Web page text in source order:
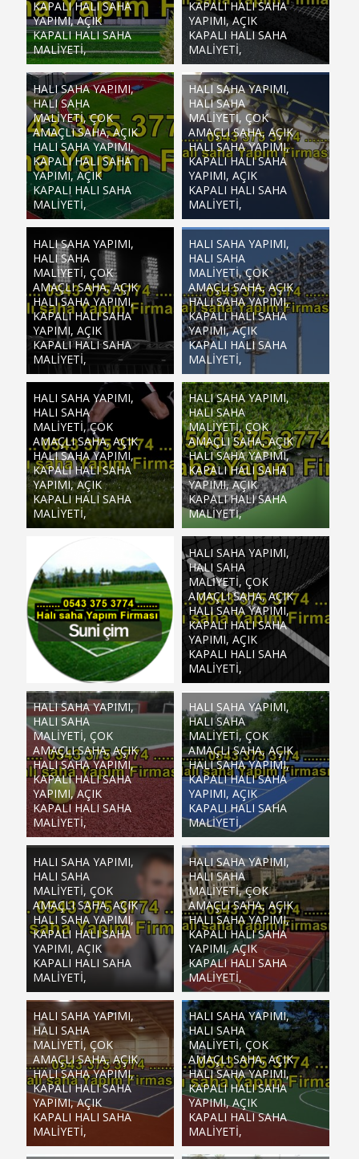
KAPALI HALI SAHA
YAPIMI, AÇIK
KAPALI HALI SAHA
MALIYETI,
KAPALI HALI SAHA
YAPIMI, AÇIK
KAPALI HALI SAHA
MALIYETI,
HALI SAHA YAPIMI,
HALI SAHA
MALIYETI, ÇOK
AMAÇLI SAHA, AÇIK
HALI SAHA YAPIMI,
KAPALI HALI SAHA
YAPIMI, AÇIK
KAPALI HALI SAHA
MALIYETI,
HALI SAHA YAPIMI,
HALI SAHA
MALIYETI, ÇOK
AMAÇLI SAHA, AÇIK
HALI SAHA YAPIMI,
KAPALI HALI SAHA
YAPIMI, AÇIK
KAPALI HALI SAHA
MALIYETI,
HALI SAHA YAPIMI,
HALI SAHA
MALIYETI, ÇOK
AMAÇLI SAHA, AÇIK
HALI SAHA YAPIMI,
KAPALI HALI SAHA
YAPIMI, AÇIK
KAPALI HALI SAHA
MALIYETI,
HALI SAHA YAPIMI,
HALI SAHA
MALIYETI, ÇOK
AMAÇLI SAHA, AÇIK
HALI SAHA YAPIMI,
KAPALI HALI SAHA
YAPIMI, AÇIK
KAPALI HALI SAHA
MALIYETI,
HALI SAHA YAPIMI,
HALI SAHA
MALIYETI, ÇOK
AMAÇLI SAHA, AÇIK
HALI SAHA YAPIMI,
KAPALI HALI SAHA
YAPIMI, AÇIK
KAPALI HALI SAHA
MALIYETI,
HALI SAHA YAPIMI,
HALI SAHA
MALIYETI, ÇOK
AMAÇLI SAHA, AÇIK
HALI SAHA YAPIMI,
KAPALI HALI SAHA
YAPIMI, AÇIK
KAPALI HALI SAHA
MALIYETI,
HALI SAHA YAPIMI,
HALI SAHA
MALIYETI, ÇOK
AMAÇLI SAHA, AÇIK
HALI SAHA YAPIMI,
KAPALI HALI SAHA
YAPIMI, AÇIK
KAPALI HALI SAHA
MALIYETI,
HALI SAHA YAPIMI,
HALI SAHA
MALIYETI, ÇOK
AMAÇLI SAHA, AÇIK
HALI SAHA YAPIMI,
KAPALI HALI SAHA
YAPIMI, AÇIK
KAPALI HALI SAHA
MALIYETI,
HALI SAHA YAPIMI,
HALI SAHA
MALIYETI, ÇOK
AMAÇLI SAHA, AÇIK
HALI SAHA YAPIMI,
KAPALI HALI SAHA
YAPIMI, AÇIK
KAPALI HALI SAHA
MALIYETI,
HALI SAHA YAPIMI,
HALI SAHA
MALIYETI, ÇOK
AMAÇLI SAHA, AÇIK
HALI SAHA YAPIMI,
KAPALI HALI SAHA
YAPIMI, AÇIK
KAPALI HALI SAHA
MALIYETI,
HALI SAHA YAPIMI,
HALI SAHA
MALIYETI, ÇOK
AMAÇLI SAHA, AÇIK
HALI SAHA YAPIMI,
KAPALI HALI SAHA
YAPIMI, AÇIK
KAPALI HALI SAHA
MALIYETI,
HALI SAHA YAPIMI,
HALI SAHA
MALIYETI, ÇOK
AMAÇLI SAHA, AÇIK
HALI SAHA YAPIMI,
KAPALI HALI SAHA
YAPIMI, AÇIK
KAPALI HALI SAHA
MALIYETI,
HALI SAHA YAPIMI,
HALI SAHA
MALIYETI, ÇOK
AMAÇLI SAHA, AÇIK
HALI SAHA YAPIMI,
KAPALI HALI SAHA
YAPIMI, AÇIK
KAPALI HALI SAHA
MALIYETI,